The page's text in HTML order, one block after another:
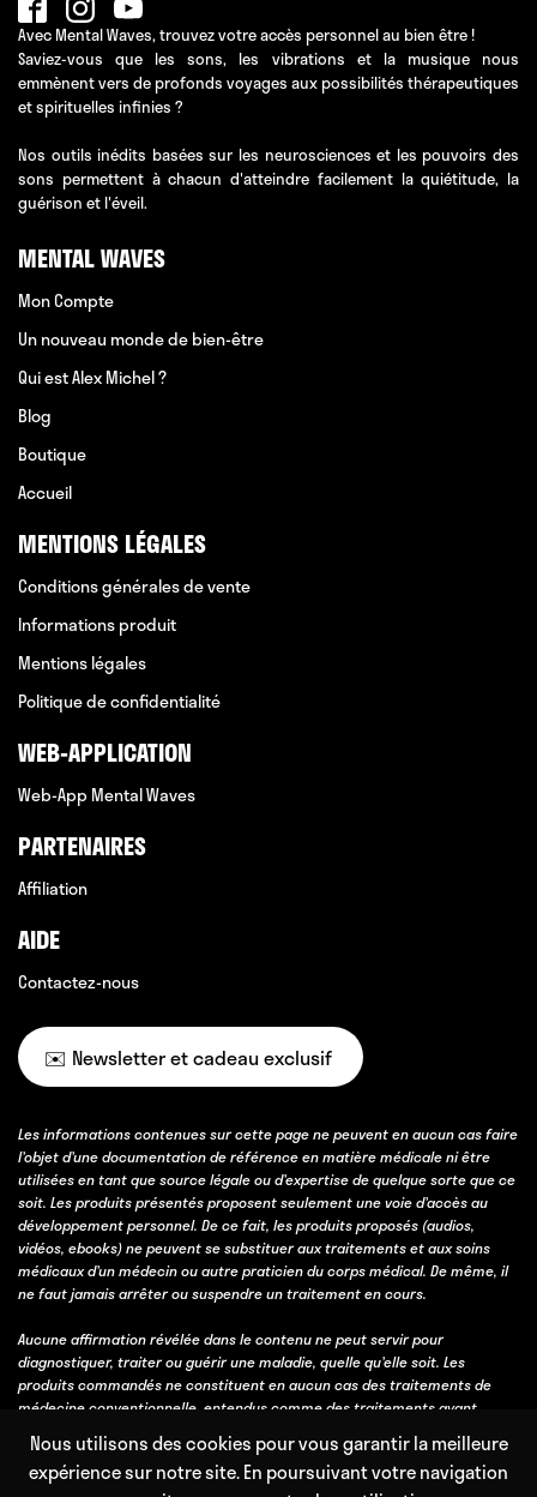
Nous utilisons des cookies pour vous garantir la meilleure
expérience sur notre site. En poursuivant votre navigation
Avec Mental Waves, trouvez votre accès personnel au bien être !
Saviez-vous que les sons, les vibrations et la musique nous
emmènent vers de profonds voyages aux possibilités thérapeutiques
et spirituelles infinies ?
Nos outils inédits basées sur les neurosciences et les pouvoirs des
sons permettent à chacun d'atteindre facilement la quiétitude, la
guérison et l'éveil.
MENTAL WAVES
Mon Compte
Un nouveau monde de bien-être
Qui est Alex Michel ?
Blog
Boutique
Accueil
MENTIONS LÉGALES
Conditions générales de vente
Informations produit
Mentions légales
Politique de confidentialité
WEB-APPLICATION
Web-App Mental Waves
PARTENAIRES
Affiliation
AIDE
Contactez-nous
✉️ Newsletter et cadeau exclusif
Les informations contenues sur cette page ne peuvent en aucun cas faire
l’objet d’une documentation de référence en matière médicale ni être
utilisées en tant que source légale ou d’expertise de quelque sorte que ce
soit. Les produits présentés proposent seulement une voie d’accès au
développement personnel. De ce fait, les produits proposés (audios,
vidéos, ebooks) ne peuvent se substituer aux traitements et aux soins
médicaux d’un médecin ou autre praticien du corps médical. De même, il
ne faut jamais arrêter ou suspendre un traitement en cours.
Aucune affirmation révélée dans le contenu ne peut servir pour
diagnostiquer, traiter ou guérir une maladie, quelle qu’elle soit. Les
produits commandés ne constituent en aucun cas des traitements de
médecine conventionnelle, entendus comme des traitements ayant
qu’ils bénéficient d’un consensus professionnel fort obtenu avec l’accord
et l’expérience de la majorité des professionnels de la discipline